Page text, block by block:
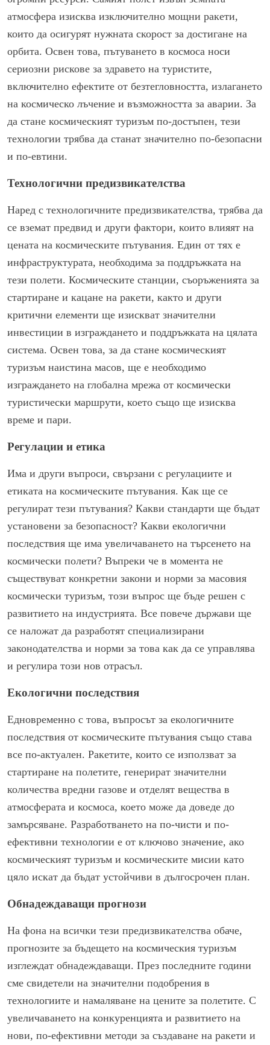
атмосфера изисква изключително мощни ракети,
които да осигурят нужната скорост за достигане на
орбита. Освен това, пътуването в космоса носи
сериозни рискове за здравето на туристите,
включително ефектите от безтегловността, излагането
на космическо лъчение и възможността за аварии. За
да стане космическият туризъм по-достъпен, тези
технологии трябва да станат значително по-безопасни
и по-евтини.
Технологични предизвикателства
Наред с технологичните предизвикателства, трябва да
се вземат предвид и други фактори, които влияят на
цената на космическите пътувания. Един от тях е
инфраструктурата, необходима за поддръжката на
тези полети. Космическите станции, съоръженията за
стартиране и кацане на ракети, както и други
критични елементи ще изискват значителни
инвестиции в изграждането и поддръжката на цялата
система. Освен това, за да стане космическият
туризъм наистина масов, ще е необходимо
изграждането на глобална мрежа от космически
туристически маршрути, което също ще изисква
време и пари.
Регулации и етика
Има и други въпроси, свързани с регулациите и
етиката на космическите пътувания. Как ще се
регулират тези пътувания? Какви стандарти ще бъдат
установени за безопасност? Какви екологични
последствия ще има увеличаването на търсенето на
космически полети? Въпреки че в момента не
съществуват конкретни закони и норми за масовия
космически туризъм, този въпрос ще бъде решен с
развитието на индустрията. Все повече държави ще
се наложат да разработят специализирани
законодателства и норми за това как да се управлява
и регулира този нов отрасъл.
Екологични последствия
Едновременно с това, въпросът за екологичните
последствия от космическите пътувания също става
все по-актуален. Ракетите, които се използват за
стартиране на полетите, генерират значителни
количества вредни газове и отделят вещества в
атмосферата и космоса, което може да доведе до
замърсяване. Разработването на по-чисти и по-
ефективни технологии е от ключово значение, ако
космическият туризъм и космическите мисии като
цяло искат да бъдат устойчиви в дългосрочен план.
Обнадеждаващи прогнози
На фона на всички тези предизвикателства обаче,
прогнозите за бъдещето на космическия туризъм
изглеждат обнадеждаващи. През последните години
сме свидетели на значителни подобрения в
технологиите и намаляване на цените за полетите. С
увеличаването на конкуренцията и развитието на
нови, по-ефективни методи за създаване на ракети и